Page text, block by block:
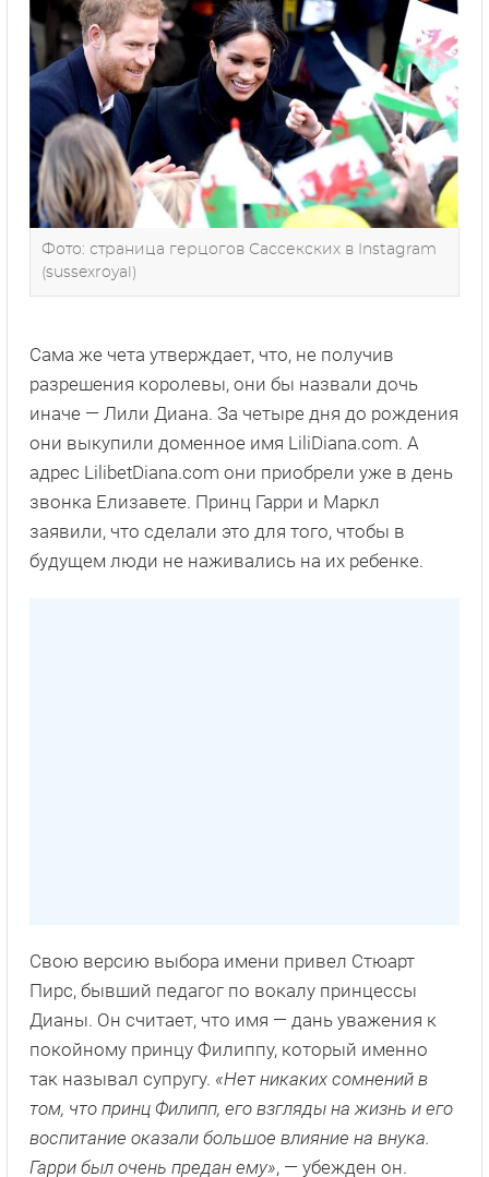
Фото: страница герцогов Сассекских в Instagram
(sussexroyal)
Сама же чета утверждает, что, не получив
разрешения королевы, они бы назвали дочь
иначе — Лили Диана. За четыре дня до рождения
они выкупили доменное имя LiliDiana.com. А
адрес LilibetDiana.com они приобрели уже в день
звонка Елизавете. Принц Гарри и Маркл
заявили, что сделали это для того, чтобы в
будущем люди не наживались на их ребенке.
Свою версию выбора имени привел Стюарт
Пирс, бывший педагог по вокалу принцессы
Дианы. Он считает, что имя — дань уважения к
покойному принцу Филиппу, который именно
так называл супругу. «Нет никаких сомнений в
том, что принц Филипп, его взгляды на жизнь и его
воспитание оказали большое влияние на внука.
Гарри был очень предан ему», — убежден он.